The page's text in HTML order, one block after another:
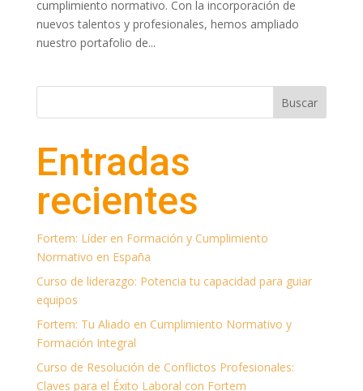
cumplimiento normativo. Con la incorporación de
nuevos talentos y profesionales, hemos ampliado
nuestro portafolio de...
Buscar
Entradas
recientes
Fortem: Líder en Formación y Cumplimiento
Normativo en España
Curso de liderazgo: Potencia tu capacidad para guiar
equipos
Fortem: Tu Aliado en Cumplimiento Normativo y
Formación Integral
Curso de Resolución de Conflictos Profesionales:
Claves para el Éxito Laboral con Fortem